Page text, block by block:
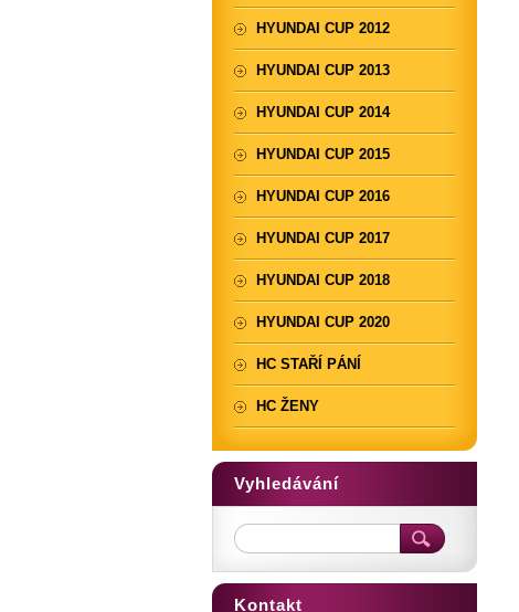
HYUNDAI CUP 2012
HYUNDAI CUP 2013
HYUNDAI CUP 2014
HYUNDAI CUP 2015
HYUNDAI CUP 2016
HYUNDAI CUP 2017
HYUNDAI CUP 2018
HYUNDAI CUP 2020
HC STAŘÍ PÁNÍ
HC ŽENY
Vyhledávání
Kontakt